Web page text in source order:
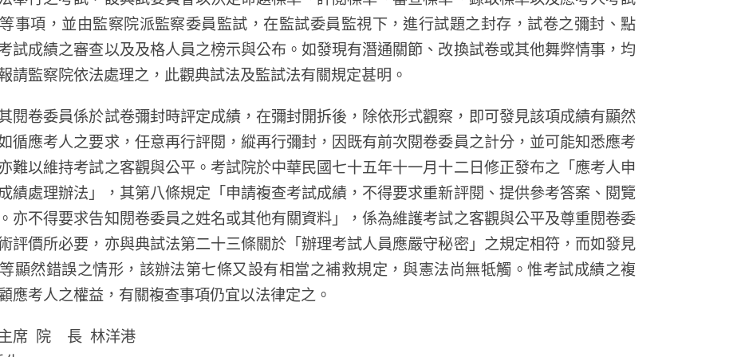
事項，並由監察院派監察委員監試，在監試委員監視下，進行試題之封存，試卷之彌封、點
試成績之審查以及及格人員之榜示與公布。如發現有潛通關節、改換試卷或其他舞弊情事，均
請監察院依法處理之，此觀典試法及監試法有關規定甚明。
閱卷委員係於試卷彌封時評定成績，在彌封開拆後，除依形式觀察，即可發見該項成績有顯然
循應考人之要求，任意再行評閱，縱再行彌封，因既有前次閱卷委員之計分，並可能知悉應考
難以維持考試之客觀與公平。考試院於中華民國七十五年十一月十二日修正發布之「應考人申
績處理辦法」，其第八條規定「申請複查考試成績，不得要求重新評閱、提供參考答案、閱覽
亦不得要求告知閱卷委員之姓名或其他有關資料」，係為維護考試之客觀與公平及尊重閱卷委
評價所必要，亦與典試法第二十三條關於「辦理考試人員應嚴守秘密」之規定相符，而如發見
顯然錯誤之情形，該辦法第七條又設有相當之補救規定，與憲法尚無牴觸。惟考試成績之複
應考人之權益，有關複查事項仍宜以法律定之。
主席 院 長 林洋港